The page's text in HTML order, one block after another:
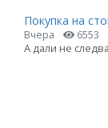
Покупка на
Вчера 6553
А дали не